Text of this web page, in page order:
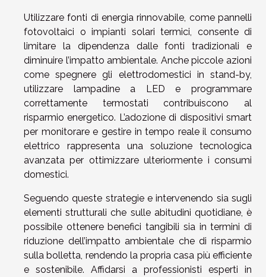
Utilizzare fonti di energia rinnovabile, come pannelli
fotovoltaici o impianti solari termici, consente di
limitare la dipendenza dalle fonti tradizionali e
diminuire l’impatto ambientale. Anche piccole azioni
come spegnere gli elettrodomestici in stand-by,
utilizzare lampadine a LED e programmare
correttamente termostati contribuiscono al
risparmio energetico. L’adozione di dispositivi smart
per monitorare e gestire in tempo reale il consumo
elettrico rappresenta una soluzione tecnologica
avanzata per ottimizzare ulteriormente i consumi
domestici.
Seguendo queste strategie e intervenendo sia sugli
elementi strutturali che sulle abitudini quotidiane, è
possibile ottenere benefici tangibili sia in termini di
riduzione dell’impatto ambientale che di risparmio
sulla bolletta, rendendo la propria casa più efficiente
e sostenibile. Affidarsi a professionisti esperti in